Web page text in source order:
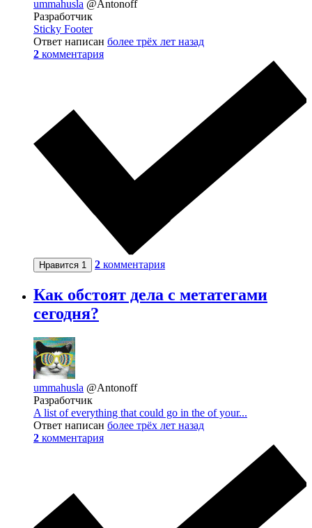
ummahusla @Antonoff
Разработчик
Sticky Footer
Ответ написан более трёх лет назад
2 комментария
Нравится 1 2 комментария
Как обстоят дела с метатегами
сегодня?
ummahusla @Antonoff
Разработчик
A list of everything that could go in the of your...
Ответ написан более трёх лет назад
2 комментария